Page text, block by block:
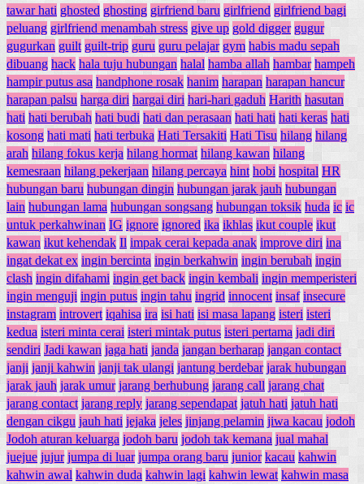
tawar hati ghosted ghosting girfriend baru girlfriend girlfriend bagi
peluang girlfriend menambah stress give up gold digger gugur
gugurkan guilt guilt-trip guru guru pelajar gym habis madu sepah
dibuang hack hala tuju hubungan halal hamba allah hambar hampeh
hampir putus asa handphone rosak hanim harapan harapan hancur
harapan palsu harga diri hargai diri hari-hari gaduh Harith hasutan
hati hati berubah hati budi hati dan perasaan hati hati hati keras hati
kosong hati mati hati terbuka Hati Tersakiti Hati Tisu hilang hilang
arah hilang fokus kerja hilang hormat hilang kawan hilang
kemesraan hilang pekerjaan hilang percaya hint hobi hospital HR
hubungan baru hubungan dingin hubungan jarak jauh hubungan
lain hubungan lama hubungan songsang hubungan toksik huda ic ic
untuk perkahwinan IG ignore ignored ika ikhlas ikut couple ikut
kawan ikut kehendak Il impak cerai kepada anak improve diri ina
ingat dekat ex ingin bercinta ingin berkahwin ingin berubah ingin
clash ingin difahami ingin get back ingin kembali ingin memperisteri
ingin menguji ingin putus ingin tahu ingrid innocent insaf insecure
instagram introvert iqahisa ira isi hati isi masa lapang isteri isteri
kedua isteri minta cerai isteri mintak putus isteri pertama jadi diri
sendiri Jadi kawan jaga hati janda jangan berharap jangan contact
janji janji kahwin janji tak ulangi jantung berdebar jarak hubungan
jarak jauh jarak umur jarang berhubung jarang call jarang chat
jarang contact jarang reply jarang sependapat jatuh hati jatuh hati
dengan cikgu jauh hati jejaka jeles jinjang pelamin jiwa kacau jodoh
Jodoh aturan keluarga jodoh baru jodoh tak kemana jual mahal
juejue jujur jumpa di luar jumpa orang baru junior kacau kahwin
kahwin awal kahwin duda kahwin lagi kahwin lewat kahwin masa